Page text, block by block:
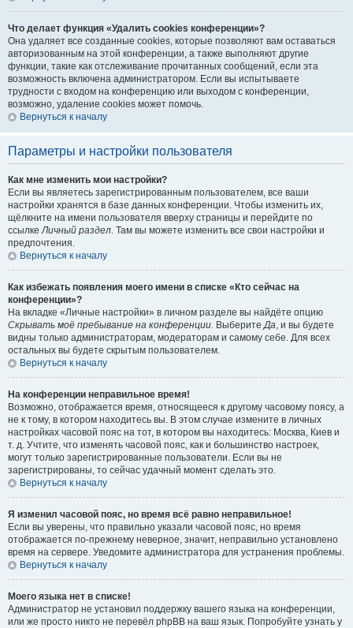
Что делает функция «Удалить cookies конференции»?
Она удаляет все созданные cookies, которые позволяют вам оставаться
авторизованным на этой конференции, а также выполняют другие
функции, такие как отслеживание прочитанных сообщений, если эта
возможность включена администратором. Если вы испытываете
трудности с входом на конференцию или выходом с конференции,
возможно, удаление cookies может помочь.
Вернуться к началу
Параметры и настройки пользователя
Как мне изменить мои настройки?
Если вы являетесь зарегистрированным пользователем, все ваши
настройки хранятся в базе данных конференции. Чтобы изменить их,
щёлкните на имени пользователя вверху страницы и перейдите по
ссылкеЛичный раздел. Там вы можете изменить все свои настройки и
предпочтения.
Вернуться к началу
Как избежать появления моего имени в списке «Кто сейчас на
конференции»?
На вкладке «Личные настройки» в личном разделе вы найдёте опцию
Скрывать моё пребывание на конференции. ВыберитеДа, и вы будете
видны только администраторам, модераторам и самому себе. Для всех
остальных вы будете скрытым пользователем.
Вернуться к началу
На конференции неправильное время!
Возможно, отображается время, относящееся к другому часовому поясу, а
не к тому, в котором находитесь вы. В этом случае измените в личных
настройках часовой пояс на тот, в котором вы находитесь: Москва, Киев и
т. д. Учтите, что изменять часовой пояс, как и большинство настроек,
могут только зарегистрированные пользователи. Если вы не
зарегистрированы, то сейчас удачный момент сделать это.
Вернуться к началу
Я изменил часовой пояс, но время всё равно неправильное!
Если вы уверены, что правильно указали часовой пояс, но время
отображается по-прежнему неверное, значит, неправильно установлено
время на сервере. Уведомите администратора для устранения проблемы.
Вернуться к началу
Моего языка нет в списке!
Администратор не установил поддержку вашего языка на конференции,
или же просто никто не перевёл phpBB на ваш язык. Попробуйте узнать у